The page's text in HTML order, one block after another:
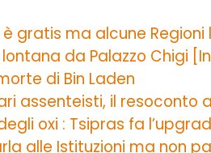
gratis ma alcune
da Palazzo Chigi
di Bin Laden
assenteisti, il
oxi : Tsipras fa
alle Istituzioni ma non